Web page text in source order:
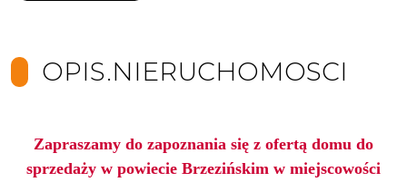
OPIS.NIERUCHOMOSCI
Zapraszamy do zapoznania się z ofertą domu do
sprzedaży w powiecie Brzezińskim w miejscowości